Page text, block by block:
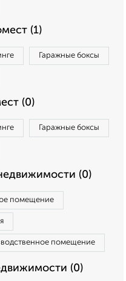
(1)
Гаражные боксы
(0)
Гаражные боксы
(0)
помещение
помещение
(0)